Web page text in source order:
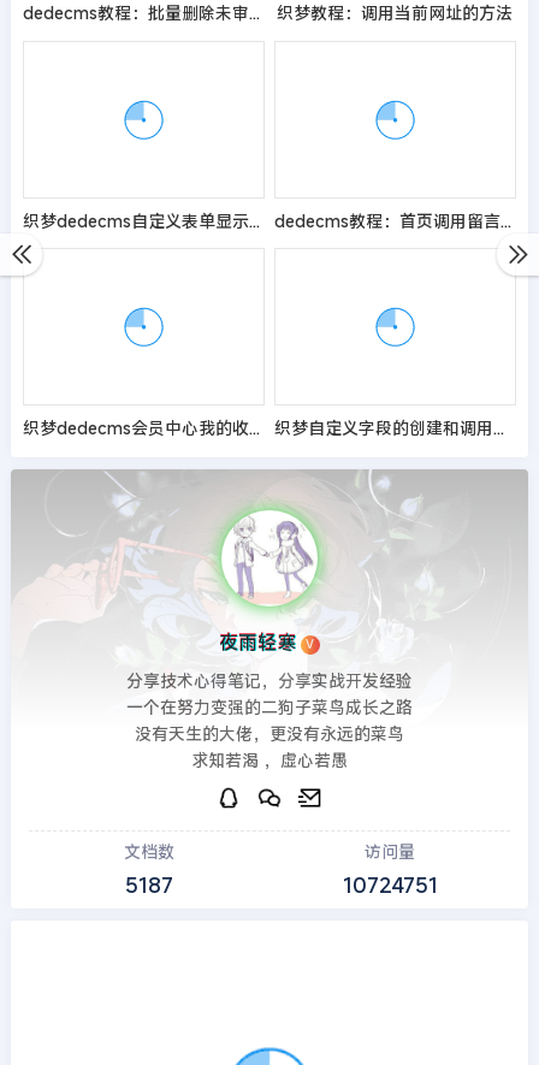
dedecms教程：批量删除未审核的文章或评论 织梦教程：调用当前网址的方法
织梦dedecms自定义表单显示提交时间的方法 dedecms教程：首页调用留言板信息的方法
织梦dedecms会员中心我的收藏新增一个自定义字段显示 织梦自定义字段的创建和调用的方法
夜雨轻寒 V
分享技术心得笔记，分享实战开发经验
一个在努力变强的二狗子菜鸟成长之路
没有天生的大佬，更没有永远的菜鸟
求知若渴 ，虚心若愚
文档数
5187
访问量
10724751